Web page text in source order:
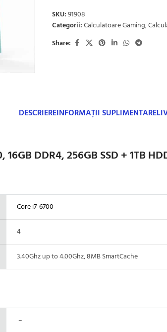
SKU:91908
Categorii:Calculatoare Gaming,
Share:
DESCRIEREINFORMAȚII SUPLIMENTARE
DDR4, 256GB SSD + 1TB
Core i7-6700
4
3.40Ghz up to 4.00Ghz, 8MB SmartCache
–